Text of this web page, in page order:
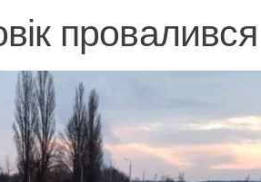
провалився